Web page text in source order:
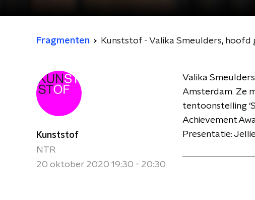
Fragmenten Kunststof - Valika Smeulders, hoofd
Kunststof
NTR
20 oktober 2020 19:30 - 20:30
Valika
Amsterdam. Ze
tentoonstelling
Achievement
Presentatie: